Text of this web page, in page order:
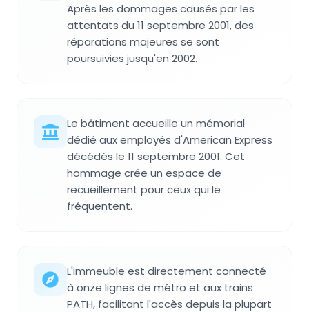
Après les dommages causés par les
attentats du 11 septembre 2001, des
réparations majeures se sont
poursuivies jusqu'en 2002.
Le bâtiment accueille un mémorial
dédié aux employés d'American Express
décédés le 11 septembre 2001. Cet
hommage crée un espace de
recueillement pour ceux qui le
fréquentent.
L'immeuble est directement connecté
à onze lignes de métro et aux trains
PATH, facilitant l'accès depuis la plupart